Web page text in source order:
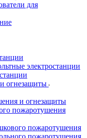
для
электростанции
огнезащиты
и огнезащиты
пожаротушения
пожаротушения
пожаротушения